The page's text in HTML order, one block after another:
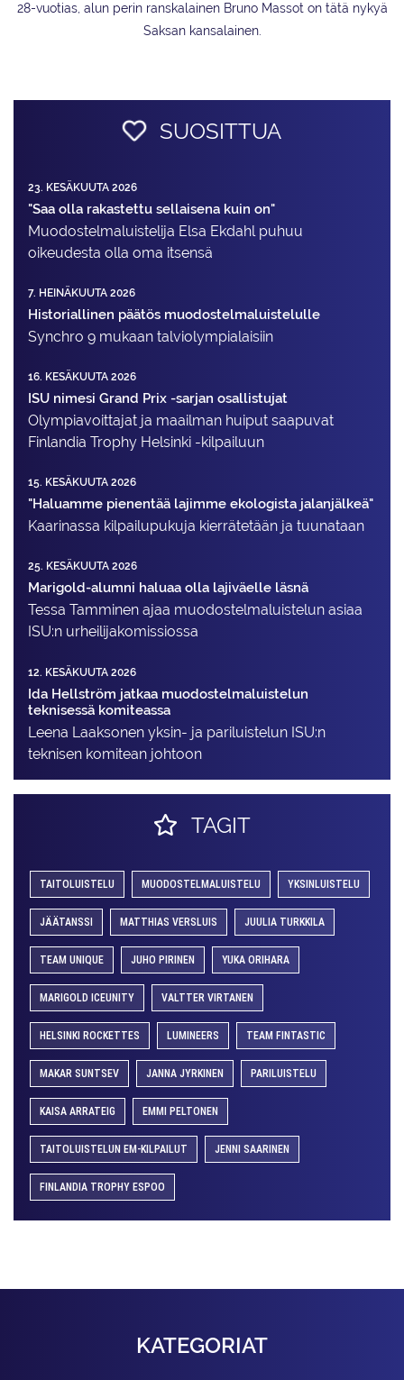
28-vuotias, alun perin ranskalainen Bruno Massot on tätä nykyä
Saksan kansalainen.
SUOSITTUA
23. KESÄKUUTA 2026
"Saa olla rakastettu sellaisena kuin on"
Muodostelma­luistelija Elsa Ekdahl puhuu
oikeudesta olla oma itsensä
7. HEINÄKUUTA 2026
Historiallinen päätös muodostelmaluistelulle
Synchro 9 mukaan talviolympialaisiin
16. KESÄKUUTA 2026
ISU nimesi Grand Prix -sarjan osallistujat
Olympiavoittajat ja maailman huiput saapuvat
Finlandia Trophy Helsinki -kilpailuun
15. KESÄKUUTA 2026
"Haluamme pienentää lajimme ekologista jalanjälkeä"
Kaarinassa kilpailupukuja kierrätetään ja tuunataan
25. KESÄKUUTA 2026
Marigold-alumni haluaa olla lajiväelle läsnä
Tessa Tamminen ajaa muodostelma­luistelun asiaa
ISU:n urheilija­komissiossa
12. KESÄKUUTA 2026
Ida Hellström jatkaa muodostelmaluistelun
teknisessä komiteassa
Leena Laaksonen yksin- ja pariluistelun ISU:n
teknisen komitean johtoon
TAGIT
TAITOLUISTELU MUODOSTELMALUISTELU YKSINLUISTELU
JÄÄTANSSI MATTHIAS VERSLUIS JUULIA TURKKILA
TEAM UNIQUE JUHO PIRINEN YUKA ORIHARA
MARIGOLD ICEUNITY VALTTER VIRTANEN
HELSINKI ROCKETTES LUMINEERS TEAM FINTASTIC
MAKAR SUNTSEV JANNA JYRKINEN PARILUISTELU
KAISA ARRATEIG EMMI PELTONEN
TAITOLUISTELUN EM-KILPAILUT JENNI SAARINEN
FINLANDIA TROPHY ESPOO
KATEGORIAT